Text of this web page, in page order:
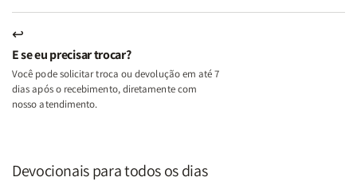
↩
E se eu precisar trocar?
Você pode solicitar troca ou devolução em até 7
dias após o recebimento, diretamente com
nosso atendimento.
Devocionais para todos os dias